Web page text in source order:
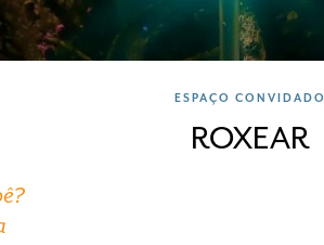
ESPAÇO CONVIDADO
ROXEAR